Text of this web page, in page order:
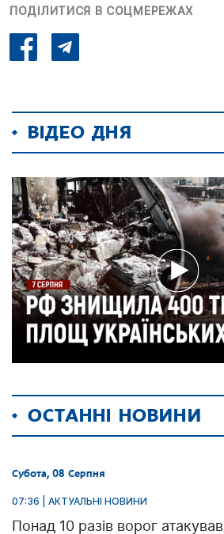
ПОДІЛИТИСЯ В СОЦМЕРЕЖАХ
ВІДЕО ДНЯ
ОСТАННІ НОВИНИ
Субота, 08 Серпня
07:36 | АКТУАЛЬНІ НОВИНИ
Понад 10 разів ворог атакував